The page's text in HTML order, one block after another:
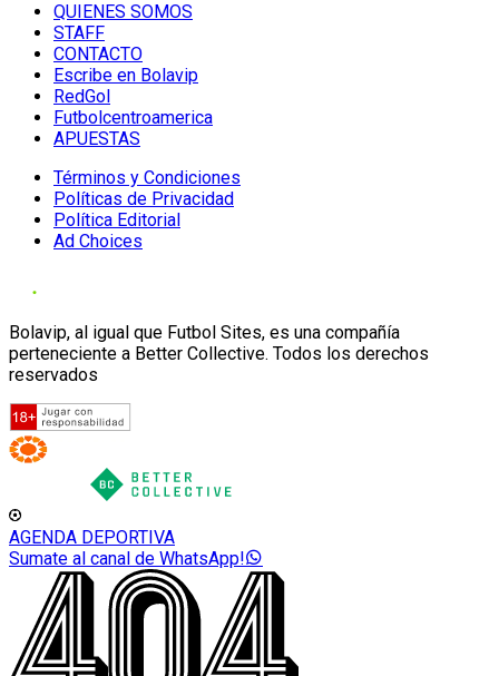
QUIENES SOMOS
STAFF
CONTACTO
Escribe en Bolavip
RedGol
Futbolcentroamerica
APUESTAS
Términos y Condiciones
Políticas de Privacidad
Política Editorial
Ad Choices
Bolavip, al igual que Futbol Sites, es una compañía
perteneciente a Better Collective. Todos los derechos
reservados
AGENDA DEPORTIVA
Sumate al canal de WhatsApp!